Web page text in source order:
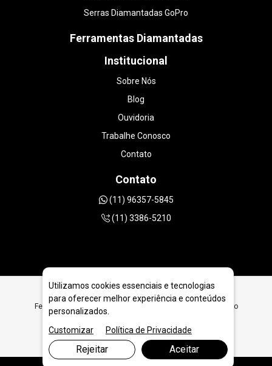
Serras Diamantadas GoPro
Ferramentas Diamantadas
Institucional
Sobre Nós
Blog
Ouvidoria
Trabalhe Conosco
Contato
Contato
(11) 96357-5845
(11) 3386-5210
Ferramentas Diamantadas para Geologia e Extração em São
Utilizamos cookies essenciais e tecnologias
para oferecer melhor experiência e conteúdos
personalizados.
Customizar
Política de Privacidade
Rejeitar Aceitar